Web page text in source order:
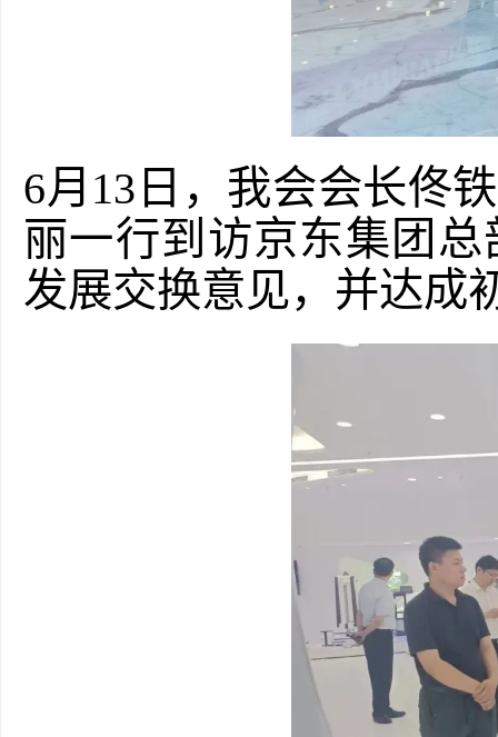
6月13日，我会会长佟
丽一行到访京东集团
发展交换意见，并达成